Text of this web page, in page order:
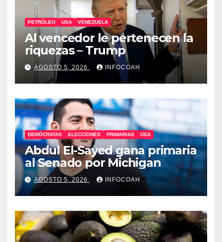
PETRÓLEO USA VENEZUELA
Al vencedor le pertenecen la
riquezas – Trump
AGOSTO 5, 2026 INFOCOAH
DEMÓCRATAS ELECCIONES PRIMARIAS USA
Abdul El-Sayed gana primaria
al Senado por Michigan
AGOSTO 5, 2026 INFOCOAH